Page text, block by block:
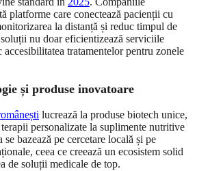
platforme care conectează pacienții cu
la distanță și reduc timpul de
soluții nu doar eficientizează serviciile
accesibilitatea tratamentelor pentru zonele
și produse inovatoare
lucrează la produse biotech unice,
personalizate la suplimente nutritive
bazează pe cercetare locală și pe
ceea ce creează un ecosistem solid
de soluții medicale de top.